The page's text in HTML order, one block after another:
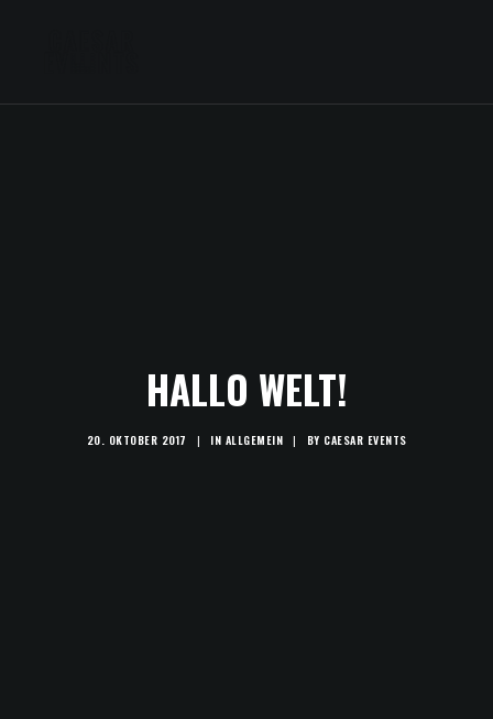
HALLO WELT!
20. OKTOBER 2017 | IN ALLGEMEIN | BY CAESAR EVENTS